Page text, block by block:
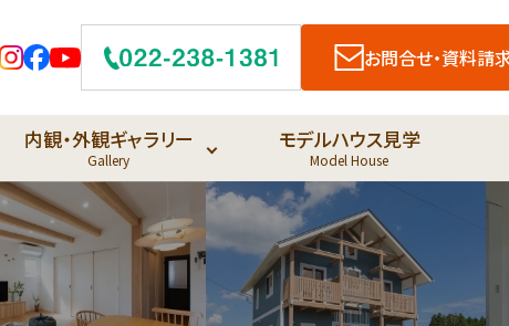
お問合せ・資料請
内観・外観ギャラリー
Gallery
モデルハウス見学
Model House